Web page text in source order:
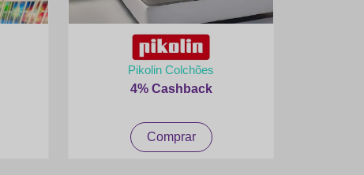
Pikolin Colchões
4% Cashback
Comprar